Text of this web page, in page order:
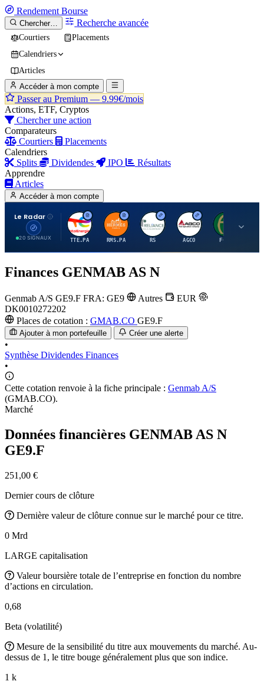
Rendement Bourse
Chercher… Recherche avancée
Courtiers
Placements
Calendriers
Articles
Accéder à mon compte
Passer au Premium — 9.99€/mois
Actions, ETF, Cryptos
Chercher une action
Comparateurs
Courtiers
Placements
Calendriers
Splits
Dividendes IPO
Résultats
Apprendre
Articles
Accéder à mon compte
Le Radar
20 SIGNAUX
T
TTE.PA
H
RMS.PA
R
RS
A
AGCO FCFS
Finances GENMAB AS N
Genmab A/S GE9.F FRA: GE9 Autres
EUR
DK0010272202
Places de cotation : GMAB.CO GE9.F
Ajouter à mon portefeuille Créer une alerte
•
Synthèse Dividendes Finances
•
Cette cotation renvoie à la fiche principale : Genmab A/S
(GMAB.CO).
Marché
Données financières GENMAB AS N
GE9.F
251,00 €
Dernier cours de clôture
Dernière valeur de clôture connue sur le marché pour ce titre.
0 Mrd
LARGE capitalisation
Valeur boursière totale de l’entreprise en fonction du nombre
d’actions en circulation.
0,68
Beta (volatilité)
Mesure de la sensibilité du titre aux mouvements du marché. Au-
dessus de 1, le titre bouge généralement plus que son indice.
1 k